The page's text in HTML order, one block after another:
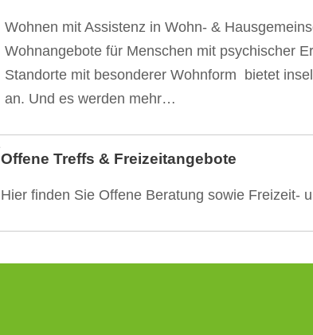
Wohnen mit Assistenz in Wohn- &
Wohnangebote für Menschen mit psychischer
Standorte mit besonderer Wohnform bietet
an. Und es werden mehr…
Offene Treffs & Freizeitangebote
Hier finden Sie Offene Beratung sowie Freizeit-